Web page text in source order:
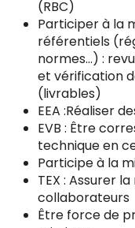
(RBC)
Participer à la
référentiels
normes…) :
et vérification
(livrables)
EEA :Réaliser
EVB : Être
technique en
Participe à la
TEX : Assurer
collaborateurs
Être force de